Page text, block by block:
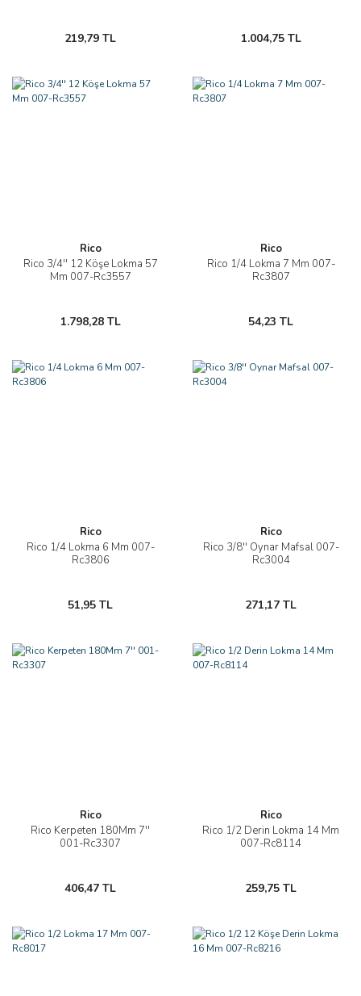
219,79 TL 1.004,75 TL
Rico
Rico 3/4'' 12 Köşe Lokma 57
Mm 007-Rc3557
1.798,28 TL
Rico
Rico 1/4 Lokma 7 Mm 007-
Rc3807
54,23 TL
Rico
Rico 1/4 Lokma 6 Mm 007-
Rc3806
51,95 TL
Rico
Rico 3/8'' Oynar Mafsal 007-
Rc3004
271,17 TL
Rico
Rico Kerpeten 180Mm 7''
001-Rc3307
406,47 TL
Rico
Rico 1/2 Derin Lokma 14 Mm
007-Rc8114
259,75 TL